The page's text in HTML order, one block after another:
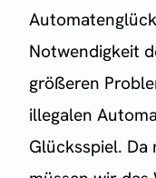
Notwendigkeit
größeren
illegalen
Glücksspiel. Da